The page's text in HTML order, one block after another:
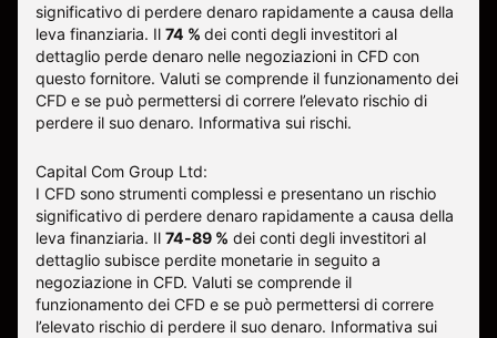
significativo di perdere denaro rapidamente a causa della
leva finanziaria. Il 74 % dei conti degli investitori al
dettaglio perde denaro nelle negoziazioni in CFD con
questo fornitore. Valuti se comprende il funzionamento dei
CFD e se può permettersi di correre l’elevato rischio di
perdere il suo denaro. Informativa sui rischi.
Capital Com Group Ltd:
I CFD sono strumenti complessi e presentano un rischio
significativo di perdere denaro rapidamente a causa della
leva finanziaria. Il 74-89 % dei conti degli investitori al
dettaglio subisce perdite monetarie in seguito a
negoziazione in CFD. Valuti se comprende il
funzionamento dei CFD e se può permettersi di correre
l’elevato rischio di perdere il suo denaro. Informativa sui